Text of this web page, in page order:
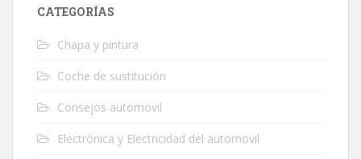
CATEGORÍAS
Chapa y pintura
Coche de sustitución
Consejos automovil
Electrónica y Electricidad del automovil